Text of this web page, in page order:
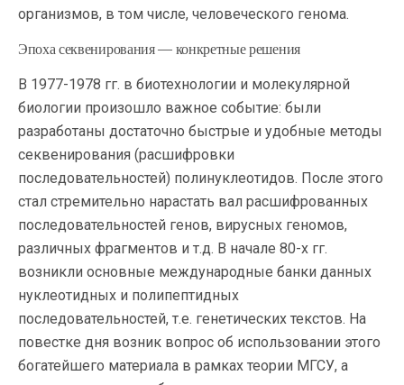
организмов, в том числе, человеческого генома.
Эпоха секвенирования — конкретные решения
В 1977-1978 гг. в биотехнологии и молекулярной
биологии произошло важное событие: были
разработаны достаточно быстрые и удобные методы
секвенирования (расшифровки
последовательностей) полинуклеотидов. После этого
стал стремительно нарастать вал расшифрованных
последовательностей генов, вирусных геномов,
различных фрагментов и т.д. В начале 80-х гг.
возникли основные международные банки данных
нуклеотидных и полипептидных
последовательностей, т.е. генетических текстов. На
повестке дня возник вопрос об использовании этого
богатейшего материала в рамках теории МГСУ, а